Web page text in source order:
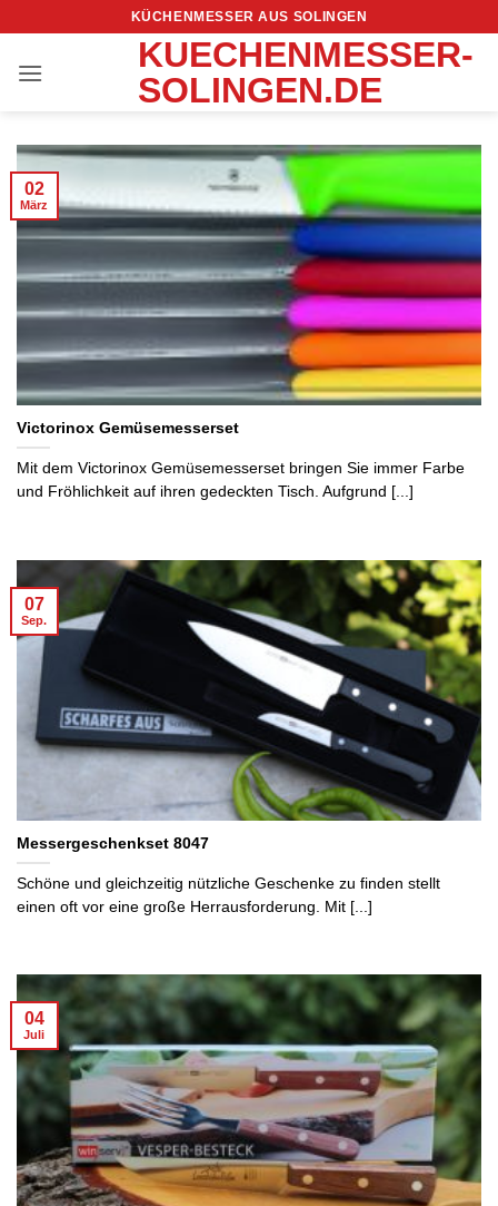
springen
KÜCHENMESSER AUS SOLINGEN
KUECHENMESSER-
SOLINGEN.DE
Victorinox Gemüsemesserset
Mit dem Victorinox Gemüsemesserset bringen Sie immer Farbe
und Fröhlichkeit auf ihren gedeckten Tisch. Aufgrund [...]
02
März
Messergeschenkset 8047
Schöne und gleichzeitig nützliche Geschenke zu finden stellt
einen oft vor eine große Herrausforderung. Mit [...]
07
Sep.
04
Juli